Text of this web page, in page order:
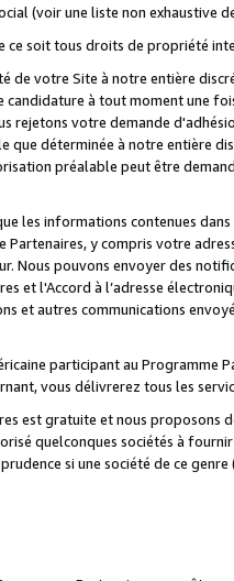
(voir une liste non exhaustive
ce soit tous droits de propriété
de votre Site à notre entière
à tout moment une
rejetons votre demande
que déterminée à notre entière
préalable peut être
les informations contenues
Partenaires, y compris votre
Nous pouvons envoyer des
et l'Accord à l’adresse
et autres communications
participant au
vous délivrerez tous les
est gratuite et nous proposons
quelconques sociétés à
si une société de ce